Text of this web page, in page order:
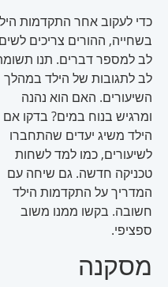
כדי לעקוב אחר התקדמות הילד
בשחייה, ההורים צריכים לשים
לב למספר דברים. תנו תשומת
לב לתגובות של הילד במהלך
השיעורים. האם הוא נהנה
ומרגיש בנוח במים? בדקו אם
הילד משיג יעדים שהתחברו
לשיעורים, כמו למד לשחות
טכניקה חדשה. גם שיחה עם
המדריך על התקדמות הילד
חשובה. בקשו ממנו משוב
ספציפי.
מסקנה